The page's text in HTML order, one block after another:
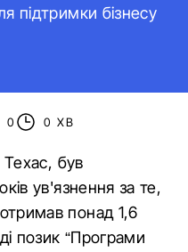
підтримки бізнесу
0 0 ХВ
був
ув'язнення за те,
понад 1,6
позик “Програми